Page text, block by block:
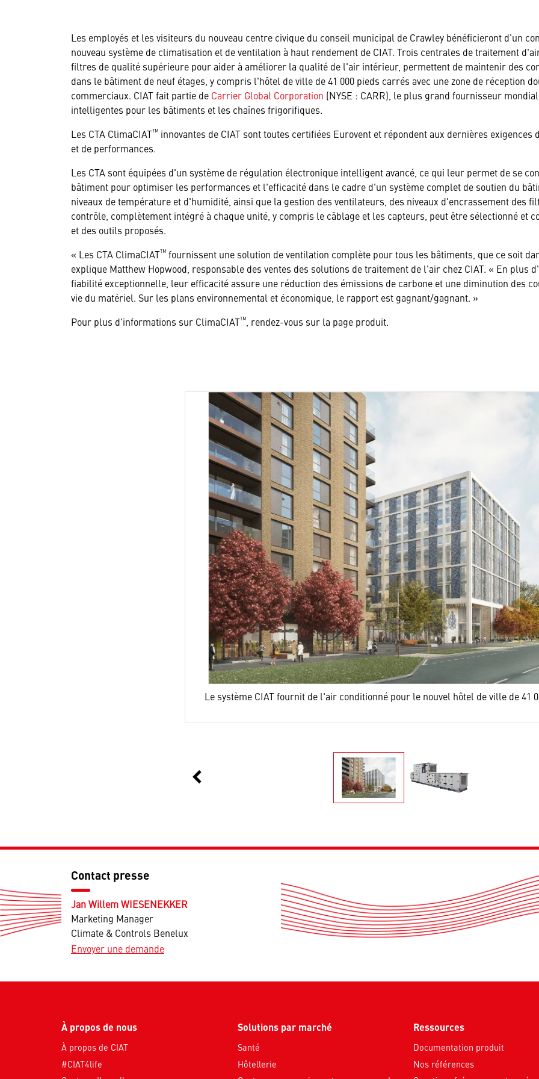
Les employés et les visiteurs du nouveau centre civique du conseil municipal de Crawley bénéficieront d'un
nouveau système de climatisation et de ventilation à haut rendement de CIAT. Trois centrales de traitement
filtres de qualité supérieure pour aider à améliorer la qualité de l'air intérieur, permettent de maintenir des
dans le bâtiment de neuf étages, y compris l'hôtel de ville de 41 000 pieds carrés avec une zone de réception
commerciaux. CIAT fait partie de Carrier Global Corporation (NYSE : CARR), le plus grand fournisseur
intelligentes pour les bâtiments et les chaînes frigorifiques.
Les CTA ClimaCIAT™ innovantes de CIAT sont toutes certifiées Eurovent et répondent aux dernières
et de performances.
Les CTA sont équipées d'un système de régulation électronique intelligent avancé, ce qui leur permet de se
bâtiment pour optimiser les performances et l'efficacité dans le cadre d'un système complet de soutien du
niveaux de température et d'humidité, ainsi que la gestion des ventilateurs, des niveaux d'encrassement des
contrôle, complètement intégré à chaque unité, y compris le câblage et les capteurs, peut être sélectionné et
et des outils proposés.
« Les CTA ClimaCIAT™ fournissent une solution de ventilation complète pour tous les bâtiments, que ce soit
explique Matthew Hopwood, responsable des ventes des solutions de traitement de l'air chez CIAT. « En plus
fiabilité exceptionnelle, leur efficacité assure une réduction des émissions de carbone et une diminution des
vie du matériel. Sur les plans environnemental et économique, le rapport est gagnant/gagnant. »
Pour plus d'informations sur ClimaCIAT™ , rendez-vous sur la page produit.
Le système CIAT fournit de l'air conditionné pour le nouvel hôtel de ville de 41
chevron_leftPrécédent
Contact presse
Jan Willem WIESENEKKER
Marketing Manager
Climate & Controls Benelux
Envoyer une demande
À propos de nous
À propos de CIAT
#CIAT4life
Solutions par marché
Santé
Hôtellerie
Ressources
Documentation produit
Nos références